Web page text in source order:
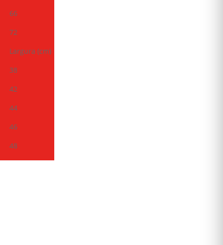
66
72
Largura (cm)
38
42
44
46
48